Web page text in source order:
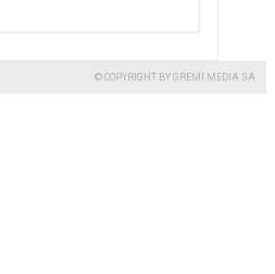
© COPYRIGHT BY GREMI MEDIA SA